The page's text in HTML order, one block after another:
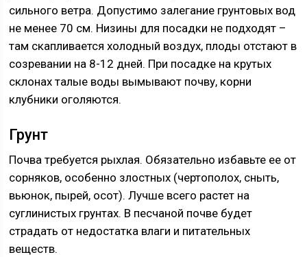
сильного ветра. Допустимо залегание грунтовых вод
не менее 70 см. Низины для посадки не подходят –
там скапливается холодный воздух, плоды отстают в
созревании на 8-12 дней. При посадке на крутых
склонах талые воды вымывают почву, корни
клубники оголяются.
Грунт
Почва требуется рыхлая. Обязательно избавьте ее от
сорняков, особенно злостных (чертополох, сныть,
вьюнок, пырей, осот). Лучше всего растет на
суглинистых грунтах. В песчаной почве будет
страдать от недостатка влаги и питательных
веществ.